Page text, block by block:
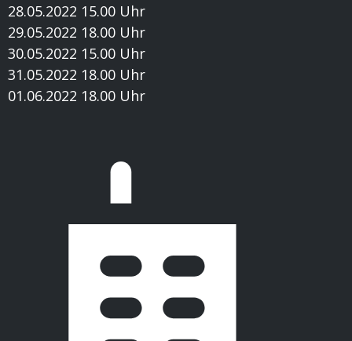
28.05.2022 15.00 Uhr
29.05.2022 18.00 Uhr
30.05.2022 15.00 Uhr
31.05.2022 18.00 Uhr
01.06.2022 18.00 Uhr